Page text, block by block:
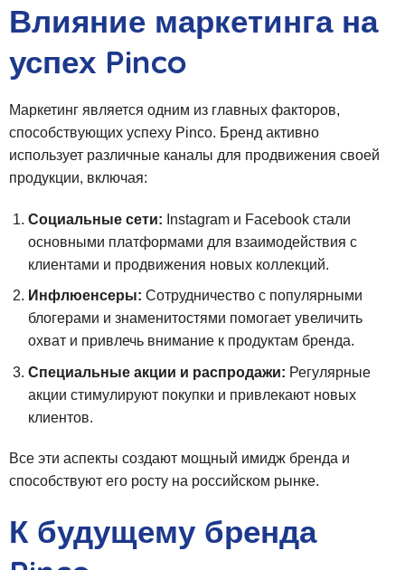
Влияние маркетинга на
успех Pinco
Маркетинг является одним из главных факторов,
способствующих успеху Pinco. Бренд активно
использует различные каналы для продвижения своей
продукции, включая:
Социальные сети: Instagram и Facebook стали
основными платформами для взаимодействия с
клиентами и продвижения новых коллекций.
Инфлюенсеры: Сотрудничество с популярными
блогерами и знаменитостями помогает увеличить
охват и привлечь внимание к продуктам бренда.
Специальные акции и распродажи: Регулярные
акции стимулируют покупки и привлекают новых
клиентов.
Все эти аспекты создают мощный имидж бренда и
способствуют его росту на российском рынке.
К будущему бренда